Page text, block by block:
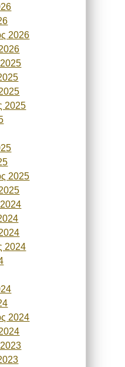
2026
2025
2025
2024
2024